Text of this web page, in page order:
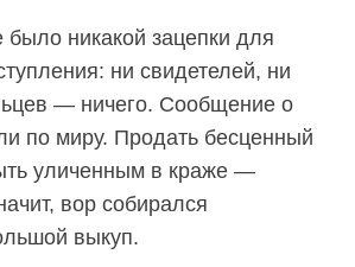
никакой зацепки для
ни свидетелей, ни
— ничего. Сообщение о
по миру. Продать бесценный
уличенным в краже —
вор собирался
выкуп.